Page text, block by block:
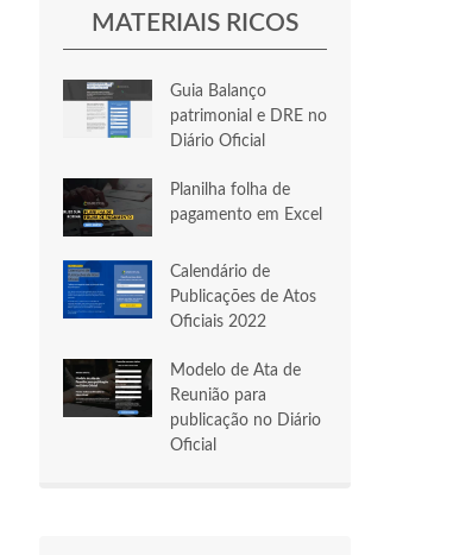
MATERIAIS RICOS
Guia Balanço
patrimonial e DRE no
Diário Oficial
Planilha folha de
pagamento em Excel
Calendário de
Publicações de Atos
Oficiais 2022
Modelo de Ata de
Reunião para
publicação no Diário
Oficial